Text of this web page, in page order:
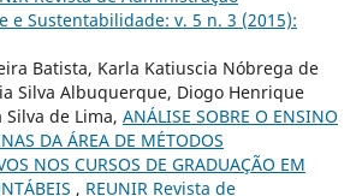
e Sustentabilidade: v. 5 n. 3 (2015):
Batista, Karla Katiuscia Nóbrega de
Silva Albuquerque, Diogo Henrique
Silva de Lima, ANÁLISE SOBRE O ENSINO
DA ÁREA DE MÉTODOS
NOS CURSOS DE GRADUAÇÃO EM
, REUNIR Revista de